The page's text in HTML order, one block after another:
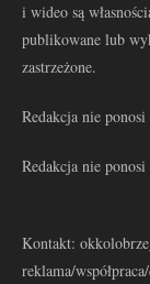
i wideo są
publikowane lub
zastrzeżone.
Redakcja nie
Redakcja nie
Kontakt:
reklama/